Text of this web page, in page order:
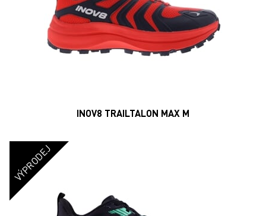
INOV8 TRAILTALON MAX M
VÝPRODEJ